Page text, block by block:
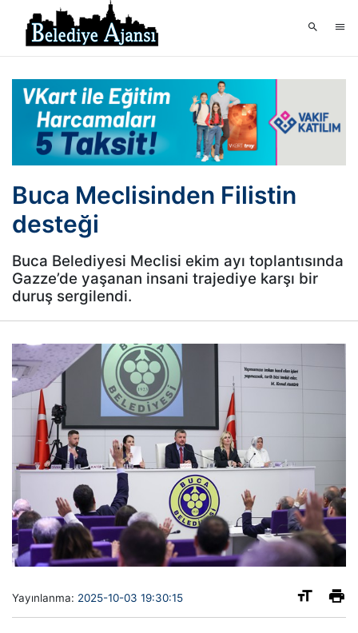
Buca Meclisinden Filistin
desteği
Buca Belediyesi Meclisi ekim ayı toplantısında
Gazze’de yaşanan insani trajediye karşı bir
duruş sergilendi.
Yayınlanma: 2025-10-03 19:30:15